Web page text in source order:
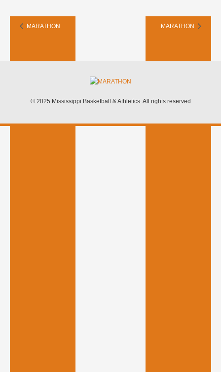
MARATHON MARATHON
© 2025 Mississippi Basketball & Athletics. All rights reserved